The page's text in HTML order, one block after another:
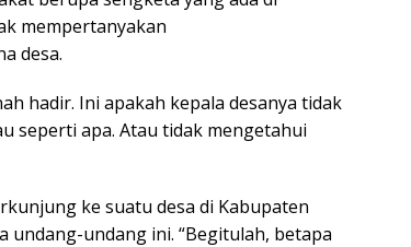
mempertanyakan
desa.
hadir. Ini apakah kepala desanya tidak
seperti apa. Atau tidak mengetahui
ke suatu desa di Kabupaten
undang-undang ini. “Begitulah, betapa